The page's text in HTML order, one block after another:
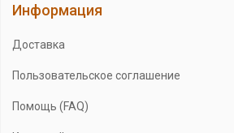
Информация
Доставка
Пользовательское соглашение
Помощь (FAQ)